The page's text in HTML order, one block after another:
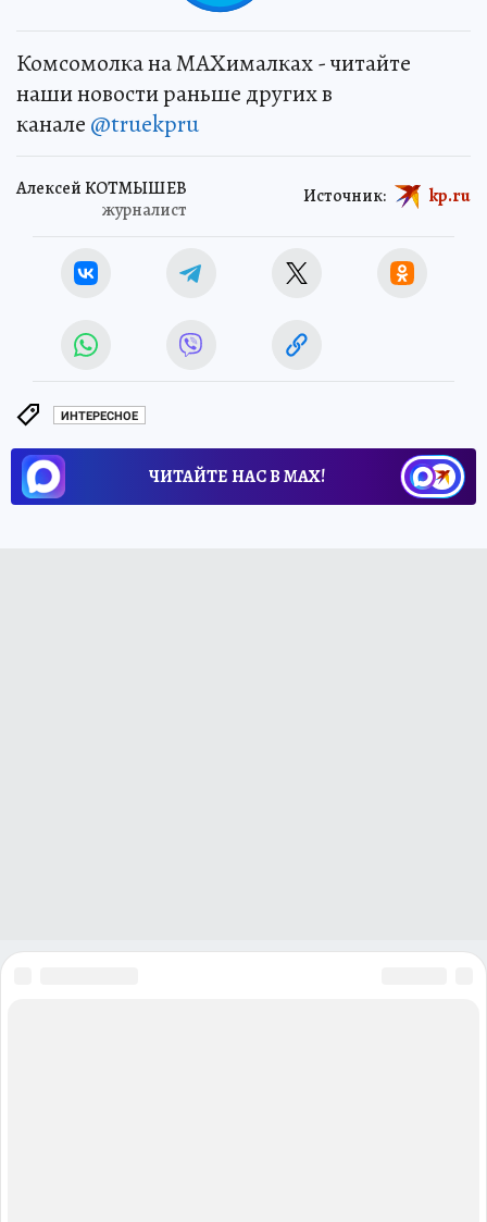
Комсомолка на MAXималках - читайте
наши новости раньше других в
канале @truekpru
Алексей КОТМЫШЕВ
журналист
Источник: kp.ru
ИНТЕРЕСНОЕ
ЧИТАЙТЕ НАС В МАХ!